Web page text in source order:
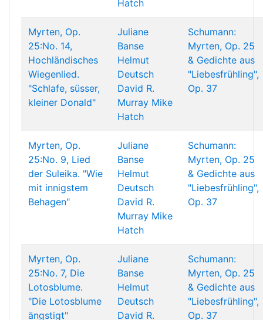
Hatch
Myrten, Op.
25:No. 14,
Hochländisches
Wiegenlied.
"Schlafe, süsser,
kleiner Donald"
Juliane
Banse
Helmut
Deutsch
David R.
Murray Mike
Hatch
Schumann:
Myrten, Op. 25
& Gedichte aus
"Liebesfrühling",
Op. 37
Myrten, Op.
25:No. 9, Lied
der Suleika. "Wie
mit innigstem
Behagen"
Juliane
Banse
Helmut
Deutsch
David R.
Murray Mike
Hatch
Schumann:
Myrten, Op. 25
& Gedichte aus
"Liebesfrühling",
Op. 37
Myrten, Op.
25:No. 7, Die
Lotosblume.
"Die Lotosblume
ängstigt"
Juliane
Banse
Helmut
Deutsch
David R.
Schumann:
Myrten, Op. 25
& Gedichte aus
"Liebesfrühling",
Op. 37